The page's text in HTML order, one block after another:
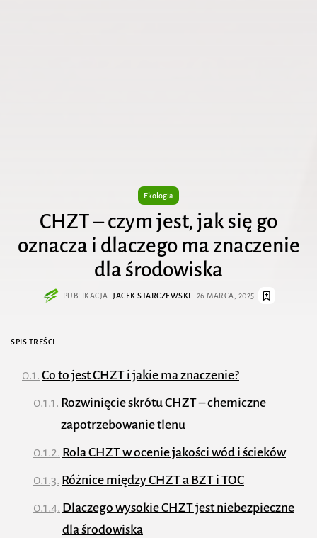
Ekologia
CHZT – czym jest, jak się go
oznacza i dlaczego ma znaczenie
dla środowiska
PUBLIKACJA: JACEK STARCZEWSKI 26 MARCA, 2025
SPIS TREŚCI:
Co to jest CHZT i jakie ma znaczenie?
Rozwinięcie skrótu CHZT – chemiczne
zapotrzebowanie tlenu
Rola CHZT w ocenie jakości wód i ścieków
Różnice między CHZT a BZT i TOC
Dlaczego wysokie CHZT jest niebezpieczne
dla środowiska